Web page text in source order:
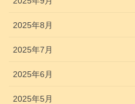
2025年8月
2025年7月
2025年6月
2025年5月